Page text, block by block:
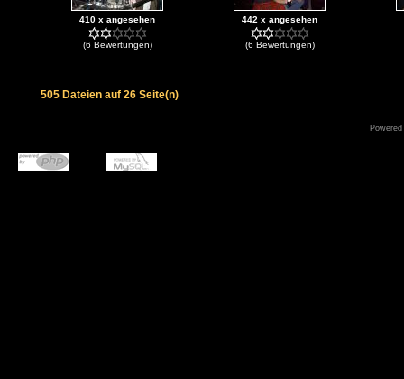
410 x angesehen
(6 Bewertungen)
442 x angesehen
(6 Bewertungen)
505 Dateien auf 26 Seite(n)